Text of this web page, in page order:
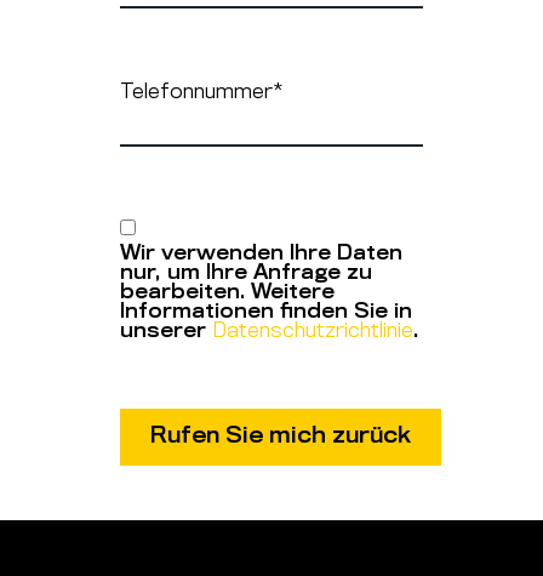
Telefonnummer*
Wir verwenden Ihre Daten
nur, um Ihre Anfrage zu
bearbeiten. Weitere
Informationen finden Sie in
unserer Datenschutzrichtlinie.